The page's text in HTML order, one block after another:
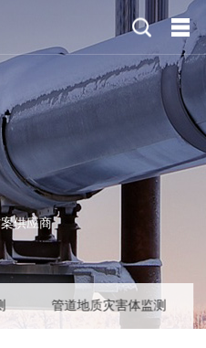
供应商
管道地质灾害体监测